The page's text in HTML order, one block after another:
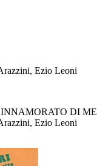
Ezio Leoni
DI ME
Ezio Leoni